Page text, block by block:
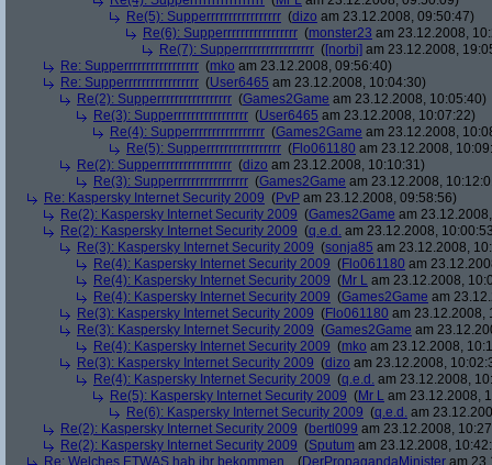
Re(5): Supperrrrrrrrrrrrrrrrr (dizo am 23.12.2008, 09:50:47)
Re(6): Supperrrrrrrrrrrrrrrrr (monster23 am 23.12.2008,
Re(7): Supperrrrrrrrrrrrrrrrr ([norbi] am 23.12.2008,
Re: Supperrrrrrrrrrrrrrrrr (mko am 23.12.2008, 09:56:40)
Re: Supperrrrrrrrrrrrrrrrr (User6465 am 23.12.2008, 10:04:30)
Re(2): Supperrrrrrrrrrrrrrrrr (Games2Game am 23.12.2008, 10:05:40)
Re(3): Supperrrrrrrrrrrrrrrrr (User6465 am 23.12.2008, 10:07:22)
Re(4): Supperrrrrrrrrrrrrrrrr (Games2Game am 23.12.2008,
Re(5): Supperrrrrrrrrrrrrrrrr (Flo061180 am 23.12.2008,
Re(2): Supperrrrrrrrrrrrrrrrr (dizo am 23.12.2008, 10:10:31)
Re(3): Supperrrrrrrrrrrrrrrrr (Games2Game am 23.12.2008,
Re: Kaspersky Internet Security 2009 (PvP am 23.12.2008, 09:58:56)
Re(2): Kaspersky Internet Security 2009 (Games2Game am
Re(2): Kaspersky Internet Security 2009 (q.e.d. am 23.12.2008,
Re(3): Kaspersky Internet Security 2009 (sonja85 am 23.12.2008,
Re(4): Kaspersky Internet Security 2009 (Flo061180 am
Re(4): Kaspersky Internet Security 2009 (Mr L am 23.12.2008,
Re(4): Kaspersky Internet Security 2009 (Games2Game am
Re(3): Kaspersky Internet Security 2009 (Flo061180 am 23.12.2008,
Re(3): Kaspersky Internet Security 2009 (Games2Game am
Re(4): Kaspersky Internet Security 2009 (mko am 23.12.2008,
Re(3): Kaspersky Internet Security 2009 (dizo am 23.12.2008,
Re(4): Kaspersky Internet Security 2009 (q.e.d. am 23.12.2008,
Re(5): Kaspersky Internet Security 2009 (Mr L am 23.12.2008,
Re(6): Kaspersky Internet Security 2009 (q.e.d. am
Re(2): Kaspersky Internet Security 2009 (bertl099 am 23.12.2008,
Re(2): Kaspersky Internet Security 2009 (Sputum am 23.12.2008,
Re: Welches ETWAS hab ihr bekommen.. (DerPropagandaMinister am